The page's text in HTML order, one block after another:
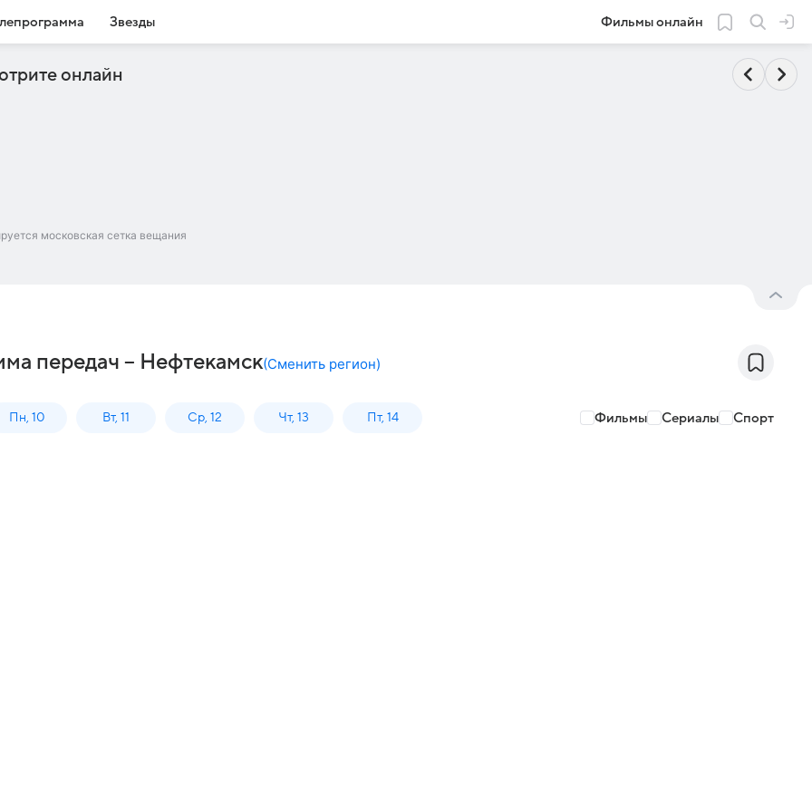
Звезды Фильмы онлайн
онлайн
московская сетка вещания
передач – Нефтекамск(Сменить регион)
Пн, 10 Вт, 11 Ср, 12 Чт, 13 Пт, 14 Фильмы Сериалы Спорт